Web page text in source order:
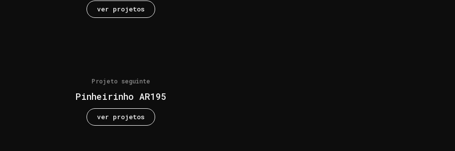
ver projetos
Projeto seguinte
Pinheirinho AR195
ver projetos